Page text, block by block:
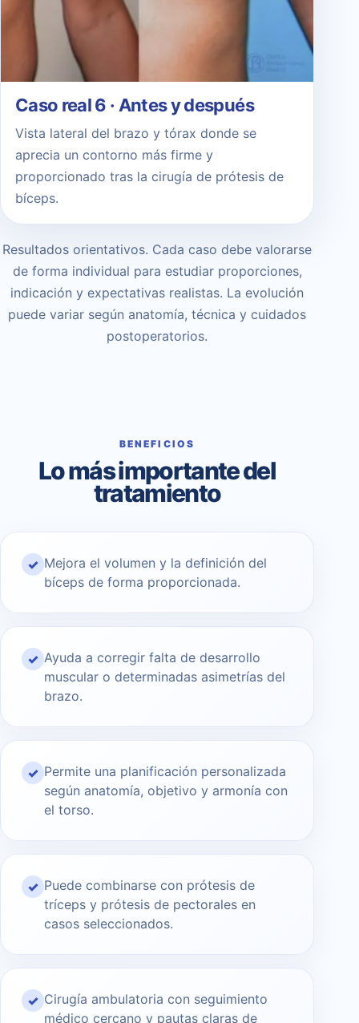
Caso real 6 · Antes y después
Vista lateral del brazo y tórax donde se
aprecia un contorno más firme y
proporcionado tras la cirugía de prótesis de
bíceps.
Resultados orientativos. Cada caso debe valorarse
de forma individual para estudiar proporciones,
indicación y expectativas realistas. La evolución
puede variar según anatomía, técnica y cuidados
postoperatorios.
BENEFICIOS
Lo más importante del
tratamiento
✓ Mejora el volumen y la definición del
bíceps de forma proporcionada.
✓ Ayuda a corregir falta de desarrollo
muscular o determinadas asimetrías del
brazo.
✓ Permite una planificación personalizada
según anatomía, objetivo y armonía con
el torso.
✓ Puede combinarse con prótesis de
tríceps y prótesis de pectorales en
casos seleccionados.
✓ Cirugía ambulatoria con seguimiento
médico cercano y pautas claras de